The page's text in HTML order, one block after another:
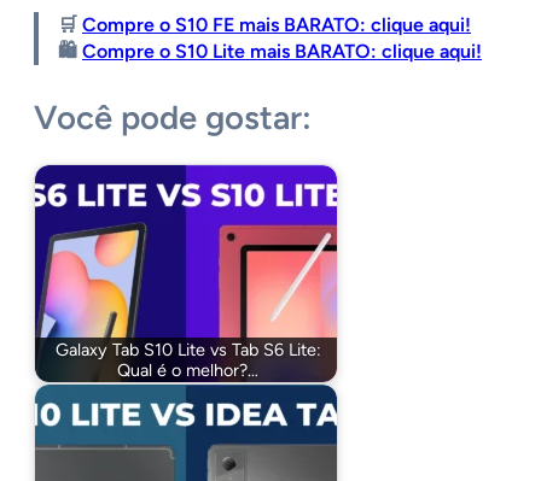
🛒 Compre o S10 FE mais BARATO: clique aqui!
🛍️ Compre o S10 Lite mais BARATO: clique aqui!
Você pode gostar:
Galaxy Tab S10 Lite vs Tab S6 Lite:
Qual é o melhor?…